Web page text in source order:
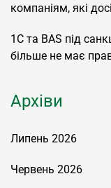
компаніям, які
1С та BAS під
більше не має
Архіви
Липень 2026
Червень 2026